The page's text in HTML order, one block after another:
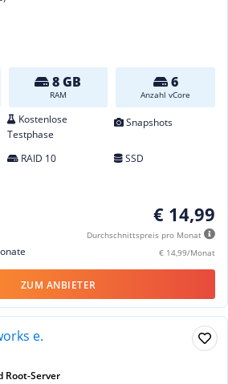
8 GB
RAM
6
Anzahl vCore
Kostenlose
Testphase
Snapshots
RAID 10 SSD
€ 14,99
Durchschnittspreis pro Monat
€ 14,99/Monat
ZUM ANBIETER
Root-Server